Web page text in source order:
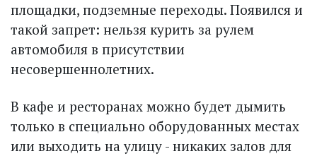
площадки, подземные переходы. Появился и
такой запрет: нельзя курить за рулем
автомобиля в присутствии
несовершеннолетних.
В кафе и ресторанах можно будет дымить
только в специально оборудованных местах
или выходить на улицу - никаких залов для